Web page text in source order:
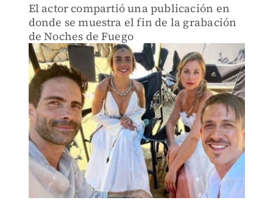
El actor compartió una publicación en
donde se muestra el fin de la grabación
de Noches de Fuego